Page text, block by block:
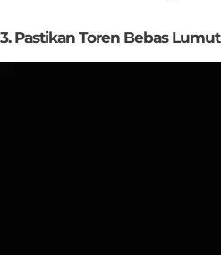
3. Pastikan Toren Bebas Lumut